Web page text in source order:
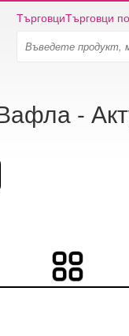
ТърговциТърговци
-